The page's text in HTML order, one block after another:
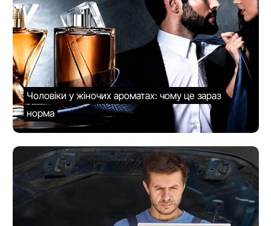
Чоловіки у жіночих ароматах: чому це зараз
норма